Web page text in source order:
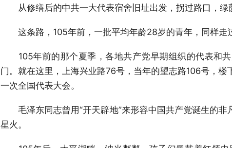
从修缮后的中共一大代表宿舍旧址出发，拐过路口，绿
这条路，105年前，一批平均年龄28岁的青年，同样走
105年前的那个夏季，各地共产党早期组织的代表和共
门。就在这里，上海兴业路76号，当年的望志路106号，
一次全国代表大会。
毛泽东同志曾用“开天辟地”来形容中国共产党诞生的非
星火。